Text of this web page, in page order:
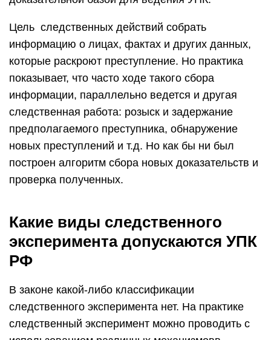
Цель следственных действий собрать
информацию о лицах, фактах и других данных,
которые раскроют преступление. Но практика
показывает, что часто ходе такого сбора
информации, параллельно ведется и другая
следственная работа: розыск и задержание
предполагаемого преступника, обнаружение
новых преступлений и т.д. Но как бы ни был
построен алгоритм сбора новых доказательств и
проверка полученных.
Какие виды следственного
эксперимента допускаются УПК
РФ
В законе какой-либо классификации
следственного эксперимента нет. На практике
следственный эксперимент можно проводить с